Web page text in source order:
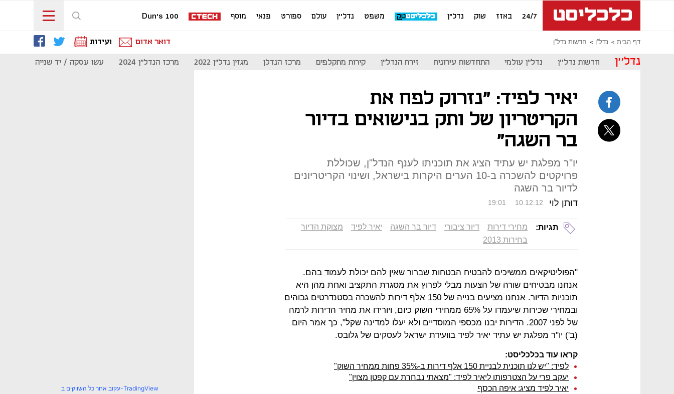
24/7 באזז שוק נדל"ן משפט נדל''ן עולם ספורט פנאי מוסף Dun's 100
דף הבית נדל''ן חדשות נדל''ן דואר אדום ועידות
נדל''ן חדשות נדל''ן נדל"ן עולמי התחדשות עירונית זירת הנדל"ן קירות מתקלפים מרכז הנדלן מגזין נדל"ן 2022 מרכז הנדל"ן 2024 עשו עסקה / יד שנייה
יאיר לפיד: "נזרוק לפח את
הקריטריון של ותק בנישואים בדיור
בר השגה"
יו"ר מפלגת יש עתיד הציג את תוכניתו לענף הנדל"ן, שכוללת
פרויקטים להשכרה ב-10 הערים היקרות בישראל, ושינוי הקריטריונים
לדיור בר השגה
דותן לוי 19:01 10.12.12
תגיות: מחירי דירות דיור ציבורי דיור בר השגה יאיר לפיד
מצוקת הדיור
בחירות 2013
"הפוליטיקאים ממשיכים להבטיח הבטחות שברור שאין להם יכולת לעמוד בהם.
אנחנו מבטיחים שורה של הצעות מבלי לפרוץ את מסגרת התקציב ואחת מהן היא
תוכניות הדיור. אנחנו מציעים בנייה של 150 אלף דירות להשכרה בסטנדרטים גבוהים
ובמחירי שכירות שיעמדו על 65% ממחירי השוק כיום, ויורידו את מחיר הדירות לרמה
של לפני 2007. הדירות יבנו מכספי המוסדיים ולא יעלו למדינה שקל", כך אמר היום
(ב') יו"ר מפלגת יש עתיד יאיר לפיד בוועידת ישראל לעסקים של גלובס.
קראו עוד בכלכליסט:
לפיד: "יש לנו תוכנית לבניית 150 אלף דירות ב-35% פחות ממחיר השוק"
יעקב פרי על הצטרפותו ליאיר לפיד: "מצאתי נבחרת עם קפטן מצוין"
יאיר לפיד מציג: איפה הכסף
עקוב אחר כל השווקים ב-TradingView